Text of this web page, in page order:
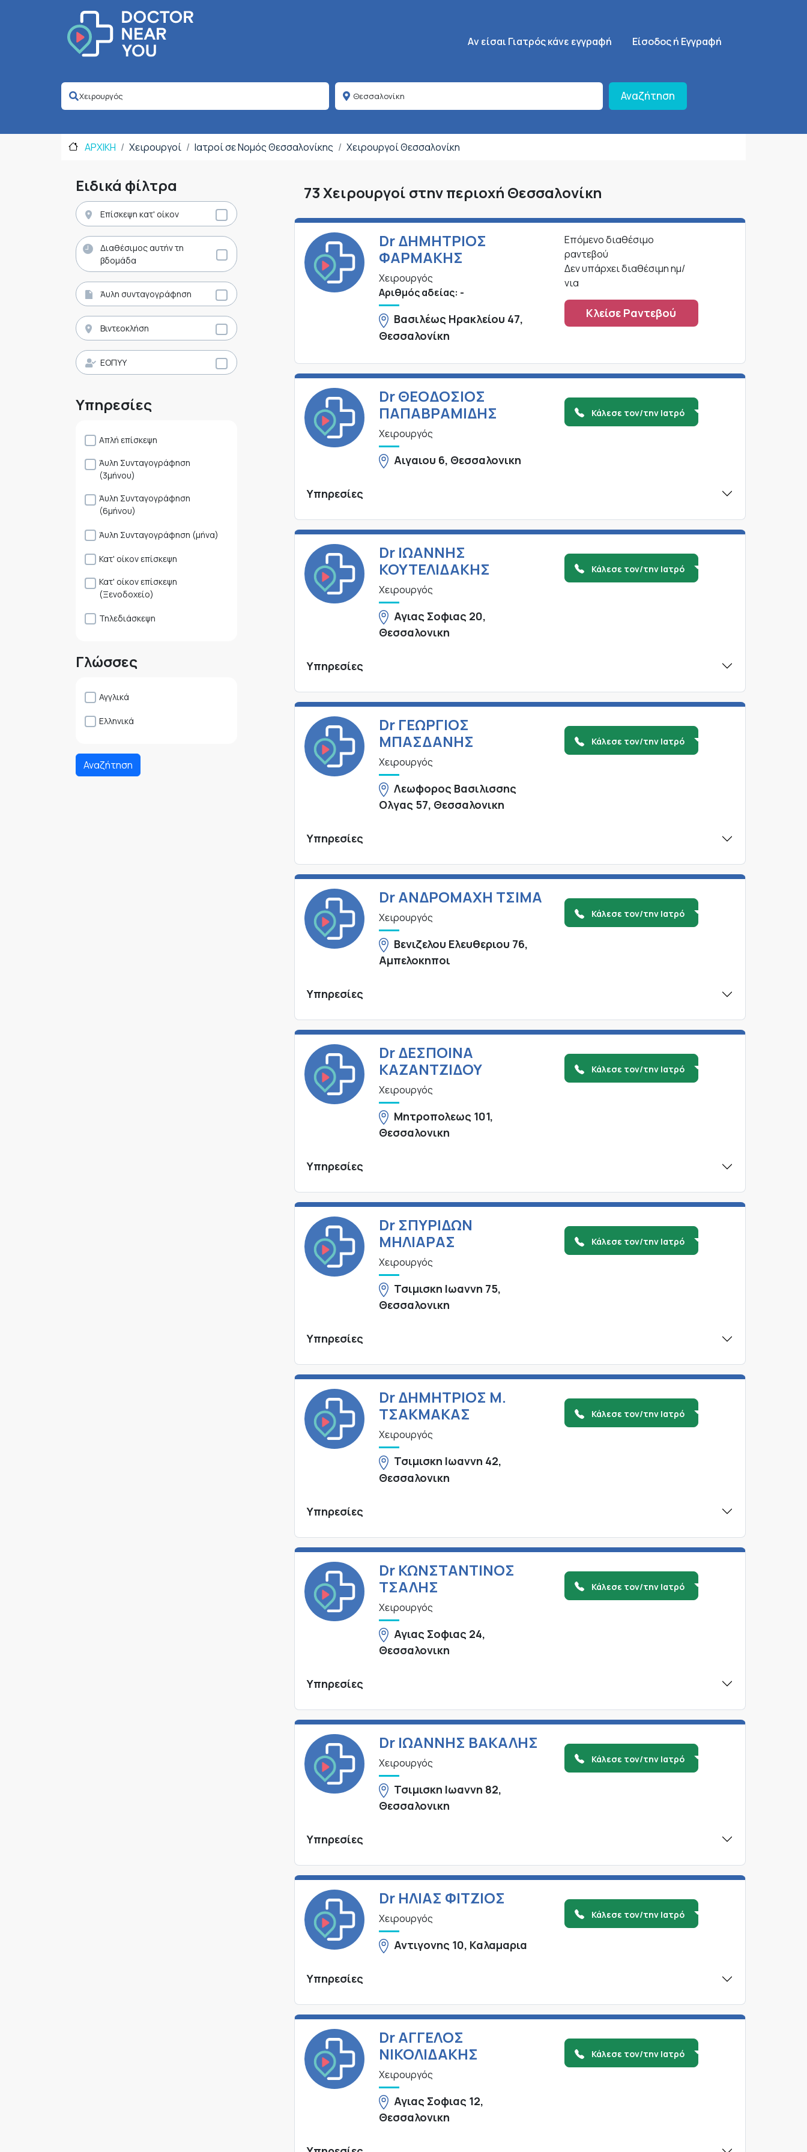
Κεντρική πλοήγηση
Aν είσαι Γιατρός κάνε εγγραφή SignUp Menu
Είσοδος ή Εγγραφή
Αναζήτηση
ΑΡΧΙΚΗ Χειρουργοί Ιατροί σε Νομός Θεσσαλονίκης Χειρουργοί Θεσσαλονίκη
Ειδικά φίλτρα
Επίσκεψη κατ' οίκον
Διαθέσιμος αυτήν τη
βδομάδα
Άυλη συνταγογράφηση
Βιντεοκλήση
ΕΟΠΥΥ
Υπηρεσίες
Απλή επίσκεψη
Άυλη Συνταγογράφηση
(3μήνου)
Άυλη Συνταγογράφηση
(6μήνου)
Άυλη Συνταγογράφηση (μήνα)
Κατ' οίκον επίσκεψη
Κατ' οίκον επίσκεψη
(Ξενοδοχείο)
Τηλεδιάσκεψη
Γλώσσες
Αγγλικά
Ελληνικά
Αναζήτηση
73 Χειρουργοί στην περιοχή Θεσσαλονίκη
Dr ΔΗΜΗΤΡΙΟΣ
ΦΑΡΜΑΚΗΣ
Χειρουργός
Αριθμός αδείας: -
Βασιλέως Ηρακλείου 47,
Θεσσαλονίκη
Επόμενο διαθέσιμο
ραντεβού
Δεν υπάρχει διαθέσιμη ημ/
νια
Κλείσε Ραντεβού
Dr ΘΕΟΔΟΣΙΟΣ
ΠΑΠΑΒΡΑΜΙΔΗΣ
Χειρουργός
Αιγαιου 6, Θεσσαλονικη
Κάλεσε τον/την Ιατρό
Υπηρεσίες
Dr ΙΩΑΝΝΗΣ
ΚΟΥΤΕΛΙΔΑΚΗΣ
Χειρουργός
Αγιας Σοφιας 20,
Θεσσαλονικη
Κάλεσε τον/την Ιατρό
Υπηρεσίες
Dr ΓΕΩΡΓΙΟΣ
ΜΠΑΣΔΑΝΗΣ
Χειρουργός
Λεωφορος Βασιλισσης
Ολγας 57, Θεσσαλονικη
Κάλεσε τον/την Ιατρό
Υπηρεσίες
Dr ΑΝΔΡΟΜΑΧΗ ΤΣΙΜΑ
Χειρουργός
Βενιζελου Ελευθεριου 76,
Αμπελοκηποι
Κάλεσε τον/την Ιατρό
Υπηρεσίες
Dr ΔΕΣΠΟΙΝΑ
ΚΑΖΑΝΤΖΙΔΟΥ
Χειρουργός
Μητροπολεως 101,
Θεσσαλονικη
Κάλεσε τον/την Ιατρό
Υπηρεσίες
Dr ΣΠΥΡΙΔΩΝ
ΜΗΛΙΑΡΑΣ
Χειρουργός
Τσιμισκη Ιωαννη 75,
Θεσσαλονικη
Κάλεσε τον/την Ιατρό
Υπηρεσίες
Dr ΔΗΜΗΤΡΙΟΣ Μ.
ΤΣΑΚΜΑΚΑΣ
Χειρουργός
Τσιμισκη Ιωαννη 42,
Θεσσαλονικη
Κάλεσε τον/την Ιατρό
Υπηρεσίες
Dr ΚΩΝΣΤΑΝΤΙΝΟΣ
ΤΣΑΛΗΣ
Χειρουργός
Αγιας Σοφιας 24,
Θεσσαλονικη
Κάλεσε τον/την Ιατρό
Υπηρεσίες
Dr ΙΩΑΝΝΗΣ ΒΑΚΑΛΗΣ
Χειρουργός
Τσιμισκη Ιωαννη 82,
Θεσσαλονικη
Κάλεσε τον/την Ιατρό
Υπηρεσίες
Dr ΗΛΙΑΣ ΦΙΤΖΙΟΣ
Χειρουργός
Αντιγονης 10, Καλαμαρια
Κάλεσε τον/την Ιατρό
Υπηρεσίες
Dr ΑΓΓΕΛΟΣ
ΝΙΚΟΛΙΔΑΚΗΣ
Χειρουργός
Αγιας Σοφιας 12,
Θεσσαλονικη
Κάλεσε τον/την Ιατρό